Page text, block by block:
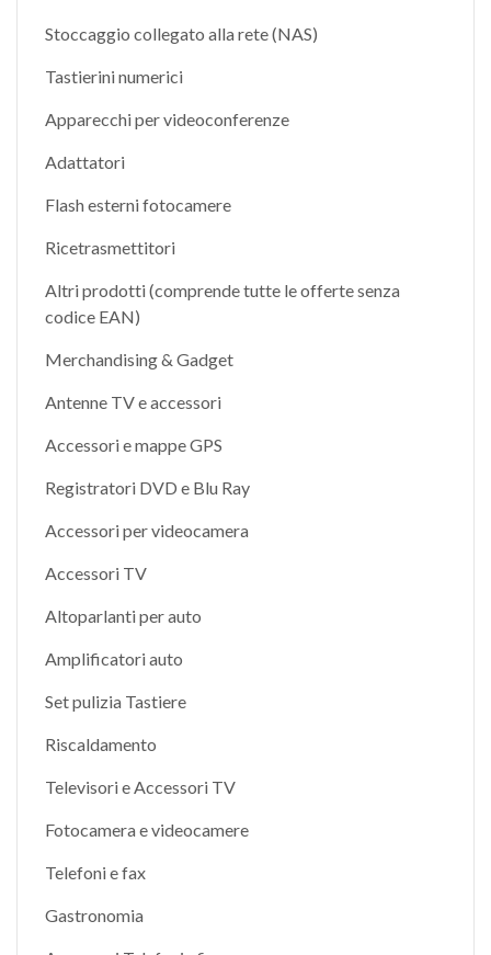
Stoccaggio collegato alla rete (NAS)
Tastierini numerici
Apparecchi per videoconferenze
Adattatori
Flash esterni fotocamere
Ricetrasmettitori
Altri prodotti (comprende tutte le offerte senza
codice EAN)
Merchandising & Gadget
Antenne TV e accessori
Accessori e mappe GPS
Registratori DVD e Blu Ray
Accessori per videocamera
Accessori TV
Altoparlanti per auto
Amplificatori auto
Set pulizia Tastiere
Riscaldamento
Televisori e Accessori TV
Fotocamera e videocamere
Telefoni e fax
Gastronomia